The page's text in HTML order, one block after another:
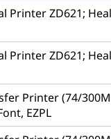
Printer ZD621;
Printer ZD621;
Printer (74/
EZPL